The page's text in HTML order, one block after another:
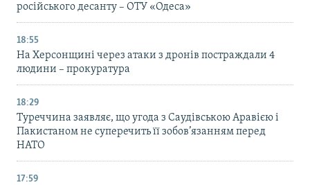
російського десанту – ОТУ «Одеса»
18:55
На Херсонщині через атаки з дронів постраждали 4
людини – прокуратура
18:29
Туреччина заявляє, що угода з Саудівською Аравією і
Пакистаном не суперечить її зобов’язанням перед
НАТО
17:59